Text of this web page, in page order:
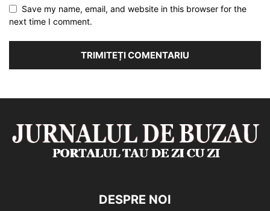
Save my name, email, and website in this browser for the
next time I comment.
DESPRE NOI